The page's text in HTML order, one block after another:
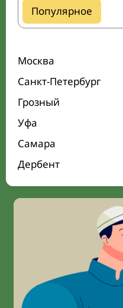
Популярное
Москва
Санкт-Петербург
Грозный
Уфа
Самара
Дербент